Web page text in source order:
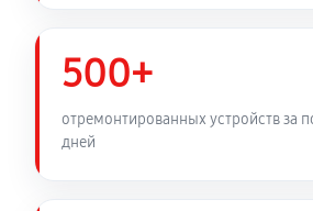
Замена электросхемы
B389SQCL
500+
отремонтированных устройств за
дней